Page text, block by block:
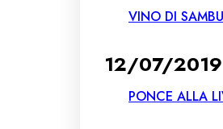
VINO DI
12/07/2019
PONCE ALLA